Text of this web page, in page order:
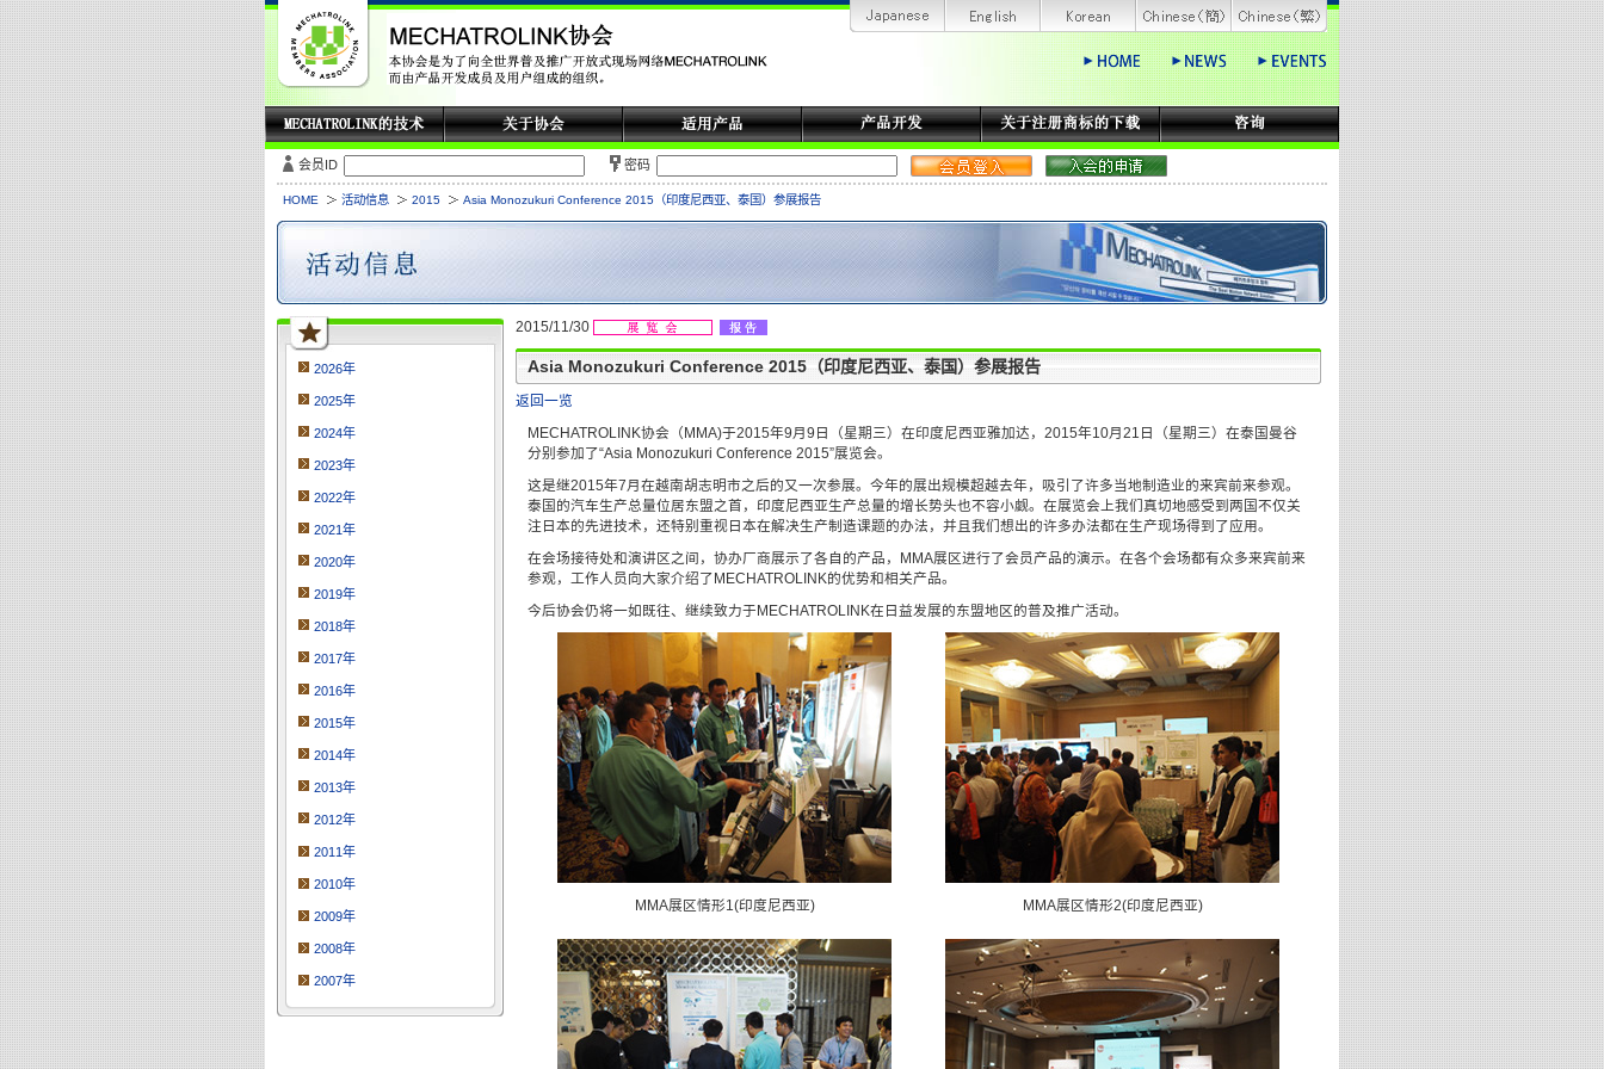
会员ID 密码
HOME 活动信息 2015 Asia Monozukuri Conference 2015（印度尼西亚、泰国）参展报告
2026年
2025年
2024年
2023年
2022年
2021年
2020年
2019年
2018年
2017年
2016年
2015年
2014年
2013年
2012年
2011年
2010年
2009年
2008年
2007年
2015/11/30
Asia Monozukuri Conference 2015（印度尼西亚、泰国）参展报告
返回一览
MECHATROLINK协会（MMA)于2015年9月9日（星期三）在印度尼西亚雅加达，2015年10月21日（星期三）在泰国曼谷
分别参加了“Asia Monozukuri Conference 2015”展览会。
这是继2015年7月在越南胡志明市之后的又一次参展。今年的展出规模超越去年，吸引了许多当地制造业的来宾前来参观。
泰国的汽车生产总量位居东盟之首，印度尼西亚生产总量的增长势头也不容小觑。在展览会上我们真切地感受到两国不仅关
注日本的先进技术，还特别重视日本在解决生产制造课题的办法，并且我们想出的许多办法都在生产现场得到了应用。
在会场接待处和演讲区之间，协办厂商展示了各自的产品，MMA展区进行了会员产品的演示。在各个会场都有众多来宾前来
参观，工作人员向大家介绍了MECHATROLINK的优势和相关产品。
今后协会仍将一如既往、继续致力于MECHATROLINK在日益发展的东盟地区的普及推广活动。
MMA展区情形1(印度尼西亚) MMA展区情形2(印度尼西亚)